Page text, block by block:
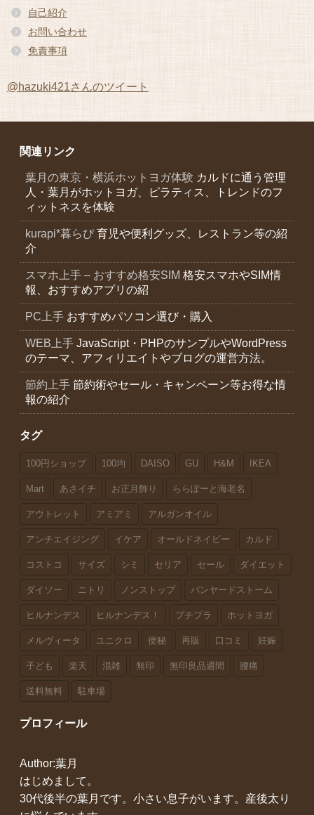
ブ
自己紹介
お問い合わせ
免責事項
@hazuki421さんのツイート
関連リンク
葉月の東京・横浜ホットヨガ体験 カルドに通う管理
人・葉月がホットヨガ、ピラティス、トレンドのフ
ィットネスを体験
kurapi*暮らぴ育児や便利グッズ、レストラン等の紹
介
スマホ上手 – おすすめ格安SIM 格安スマホやSIM情
報、おすすめアプリの紹
PC上手 おすすめパソコン選び・購入
WEB上手 JavaScript・PHPのサンプルやWordPress
のテーマ、アフィリエイトやブログの運営方法。
節約上手 節約術やセール・キャンペーン等お得な情
報の紹介
タグ
100円ショップ 100均 DAISO GU H&M IKEA
Mart あさイチ お正月飾り ららぽーと海老名
アウトレット アミアミ アルガンオイル
アンチエイジング イケア オールドネイビー カルド
コストコ サイズ シミ セリア セール ダイエット
ダイソー ニトリ ノンストップ バンヤードストーム
ヒルナンデス ヒルナンデス！ プチプラ ホットヨガ
メルヴィータ ユニクロ 便秘 再販 口コミ 妊娠
子ども 楽天 混雑 無印 無印良品週間 腰痛
送料無料 駐車場
プロフィール
Author:葉月
はじめまして。
30代後半の葉月です。小さい息子がいます。産後太り